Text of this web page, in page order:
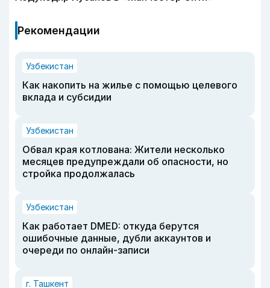
Рекомендации
Узбекистан
Как накопить на жилье с помощью целевого
вклада и субсидии
Узбекистан
Обвал края котлована: Жители несколько
месяцев предупреждали об опасности, но
стройка продолжалась
Узбекистан
Как работает DMED: откуда берутся
ошибочные данные, дубли аккаунтов и
очереди по онлайн-записи
г. Ташкент